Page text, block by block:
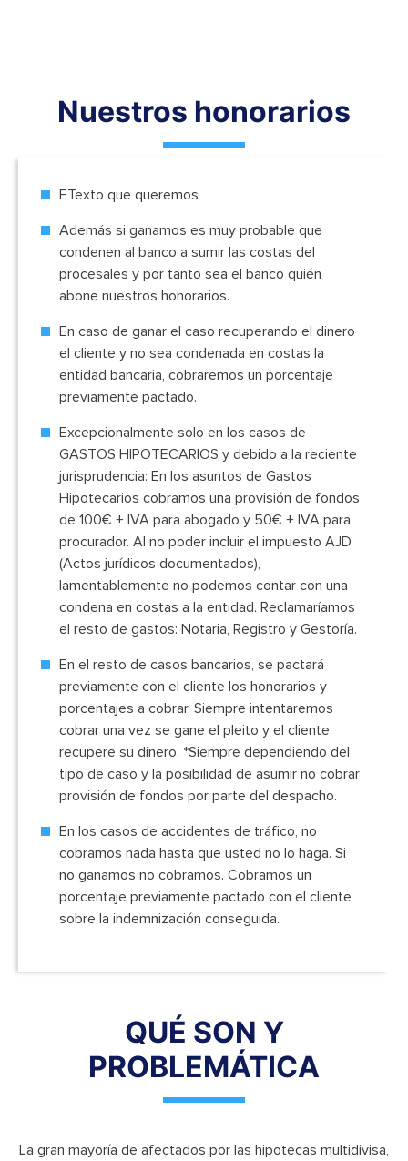
Nuestros honorarios
ETexto que queremos
Además si ganamos es muy probable que
condenen al banco a sumir las costas del
procesales y por tanto sea el banco quién
abone nuestros honorarios.
En caso de ganar el caso recuperando el dinero
el cliente y no sea condenada en costas la
entidad bancaria, cobraremos un porcentaje
previamente pactado.
Excepcionalmente solo en los casos de
GASTOS HIPOTECARIOS y debido a la reciente
jurisprudencia: En los asuntos de Gastos
Hipotecarios cobramos una provisión de fondos
de 100€ + IVA para abogado y 50€ + IVA para
procurador. Al no poder incluir el impuesto AJD
(Actos jurídicos documentados),
lamentablemente no podemos contar con una
condena en costas a la entidad. Reclamaríamos
el resto de gastos: Notaria, Registro y Gestoría.
En el resto de casos bancarios, se pactará
previamente con el cliente los honorarios y
porcentajes a cobrar. Siempre intentaremos
cobrar una vez se gane el pleito y el cliente
recupere su dinero. *Siempre dependiendo del
tipo de caso y la posibilidad de asumir no cobrar
provisión de fondos por parte del despacho.
En los casos de accidentes de tráfico, no
cobramos nada hasta que usted no lo haga. Si
no ganamos no cobramos. Cobramos un
porcentaje previamente pactado con el cliente
sobre la indemnización conseguida.
QUÉ SON Y
PROBLEMÁTICA
La gran mayoría de afectados por las hipotecas multidivisa,